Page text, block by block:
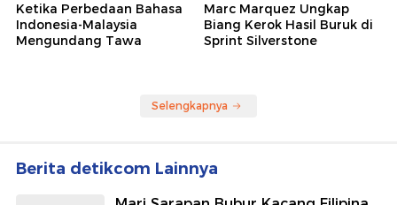
Ketika Perbedaan Bahasa
Indonesia-Malaysia
Mengundang Tawa
Marc Marquez Ungkap
Biang Kerok Hasil Buruk di
Sprint Silverstone
Selengkapnya
Berita detikcom Lainnya